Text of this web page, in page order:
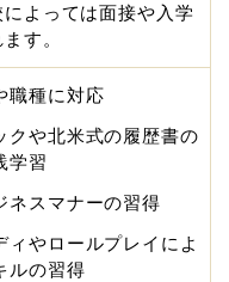
よっては面接や入学
す。
職種に対応
クや北米式の履歴書の
学習
ネスマナーの習得
ィやロールプレイによ
ルの習得